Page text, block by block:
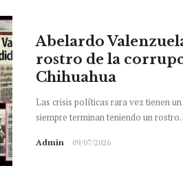
Abelardo
rostro de la
Chihuahua
Las crisis políticas rara vez tienen
siempre terminan teniendo un rostro.
Admin 09/07/2026